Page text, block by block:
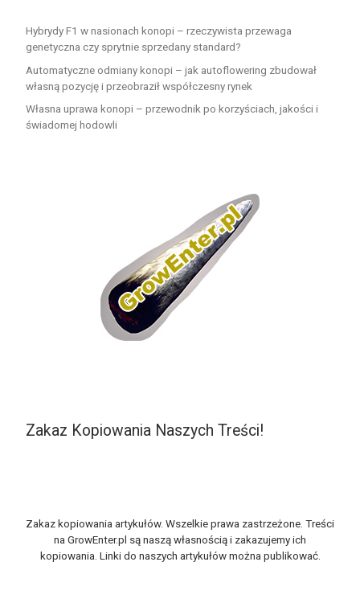
Hybrydy F1 w nasionach konopi – rzeczywista przewaga
genetyczna czy sprytnie sprzedany standard?
Automatyczne odmiany konopi – jak autoflowering zbudował
własną pozycję i przeobraził współczesny rynek
Własna uprawa konopi – przewodnik po korzyściach, jakości i
świadomej hodowli
Zakaz Kopiowania Naszych Treści!
Zakaz kopiowania artykułów. Wszelkie prawa zastrzeżone. Treści
na GrowEnter.pl są naszą własnością i zakazujemy ich
kopiowania. Linki do naszych artykułów można publikować.